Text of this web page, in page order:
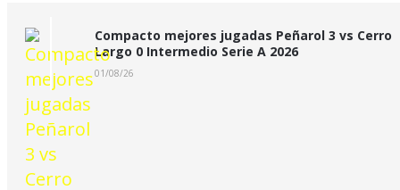
Compacto mejores jugadas Peñarol 3 vs Cerro
Largo 0 Intermedio Serie A 2026
01/08/26